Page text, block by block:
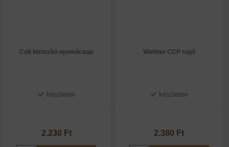
Colt biztosító nyomócsap
készleten
2.230 Ft
Walther CCP rugó
készleten
2.380 Ft